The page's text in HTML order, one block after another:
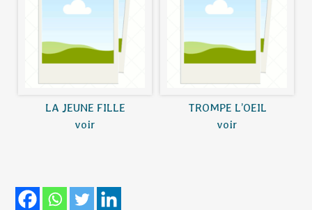
LA JEUNE FILLE
voir
TROMPE L’OEIL
voir